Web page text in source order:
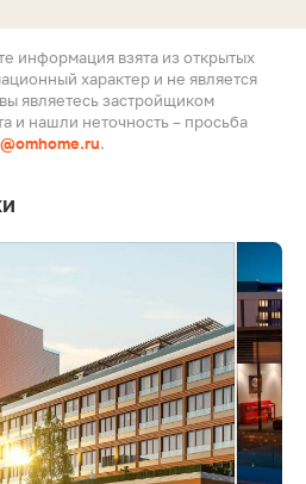
информация взята из открытых
характер и не является
являетесь застройщиком
и нашли неточность – просьба
.